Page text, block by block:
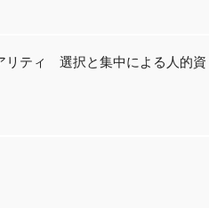
リティ 選択と集中による人的資